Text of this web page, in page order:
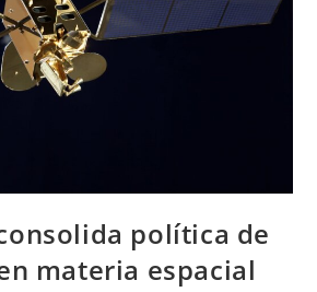
política de
materia espacial